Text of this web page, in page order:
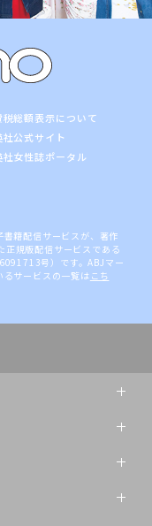
税総額表示について
社公式サイト
社女性誌ポータル
籍配信サービスが、著作
正規版配信サービスである
号）です。ABJマー
るサービスの一覧はこち